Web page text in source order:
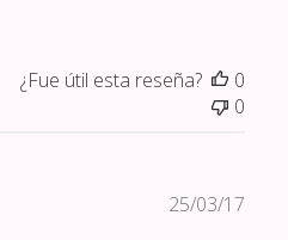
¿Fue útil esta reseña?
0
0
25/03/17